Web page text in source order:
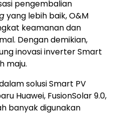
pengembalian
yang lebih baik, O&M
keamanan dan
Dengan demikian,
inovasi inverter Smart
maju.
solusi Smart PV
Huawei, FusionSolar 9.0,
banyak digunakan